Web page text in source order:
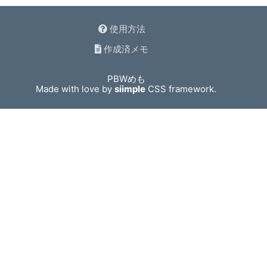
使用方法
作成済メモ
PBWめも
Made with love bysiimple CSS framework.